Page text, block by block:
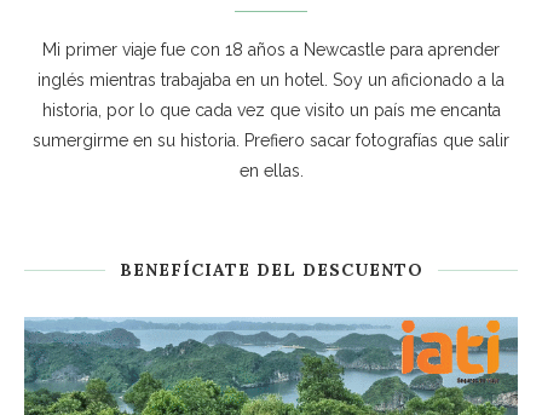
Mi primer viaje fue con 18 años a Newcastle para aprender
inglés mientras trabajaba en un hotel. Soy un aficionado a la
historia, por lo que cada vez que visito un país me encanta
sumergirme en su historia. Prefiero sacar fotografías que salir
en ellas.
BENEFÍCIATE DEL DESCUENTO